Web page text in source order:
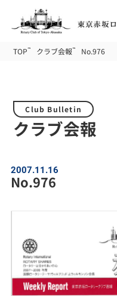
TOP クラブ会報 No.976
Club Bulletin
クラブ会報
2007.11.16
No.976